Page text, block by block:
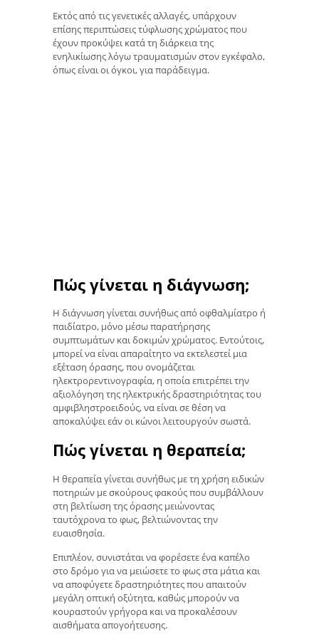
Εκτός από τις γενετικές αλλαγές, υπάρχουν
επίσης περιπτώσεις τύφλωσης χρώματος που
έχουν προκύψει κατά τη διάρκεια της
ενηλικίωσης λόγω τραυματισμών στον εγκέφαλο,
όπως είναι οι όγκοι, για παράδειγμα.
Πώς γίνεται η διάγνωση;
Η διάγνωση γίνεται συνήθως από οφθαλμίατρο ή
παιδίατρο, μόνο μέσω παρατήρησης
συμπτωμάτων και δοκιμών χρώματος. Εντούτοις,
μπορεί να είναι απαραίτητο να εκτελεστεί μια
εξέταση όρασης, που ονομάζεται
ηλεκτρορεντινογραφία, η οποία επιτρέπει την
αξιολόγηση της ηλεκτρικής δραστηριότητας του
αμφιβληστροειδούς, να είναι σε θέση να
αποκαλύψει εάν οι κώνοι λειτουργούν σωστά.
Πώς γίνεται η θεραπεία;
Η θεραπεία γίνεται συνήθως με τη χρήση ειδικών
ποτηριών με σκούρους φακούς που συμβάλλουν
στη βελτίωση της όρασης μειώνοντας
ταυτόχρονα το φως, βελτιώνοντας την
ευαισθησία.
Επιπλέον, συνιστάται να φορέσετε ένα καπέλο
στο δρόμο για να μειώσετε το φως στα μάτια και
να αποφύγετε δραστηριότητες που απαιτούν
μεγάλη οπτική οξύτητα, καθώς μπορούν να
κουραστούν γρήγορα και να προκαλέσουν
αισθήματα απογοήτευσης.